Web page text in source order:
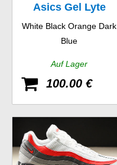
Asics Gel Lyte
White Black Orange Dark
Blue
Auf Lager
100.00 €